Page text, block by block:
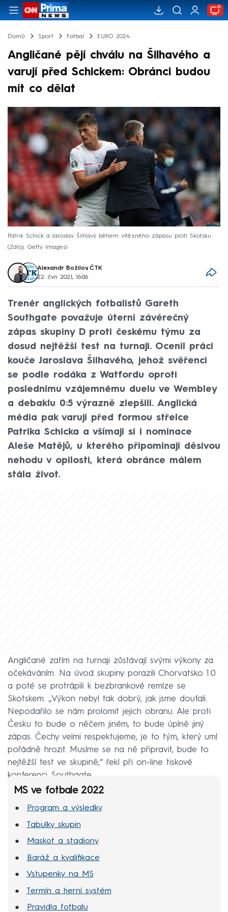
Domů Sport Fotbal EURO 2024
Angličané pějí chválu na Šilhavého a
varují před Schickem: Obránci budou
mít co dělat
Patrik Schick a Jaroslav Šilhavý během vítězného zápasu proti Skotsku
Zdroj: Getty Images
Alexandr Božilov, ČTK
22. čvn 2021, 16:06
Trenér anglických fotbalistů Gareth
Southgate považuje úterní závěrečný
zápas skupiny D proti českému týmu za
dosud nejtěžší test na turnaji. Ocenil práci
kouče Jaroslava Šilhavého, jehož svěřenci
se podle rodáka z Watfordu oproti
poslednímu vzájemnému duelu ve Wembley
a debaklu 0:5 výrazně zlepšili. Anglická
média pak varují před formou střelce
Patrika Schicka a všímají si i nominace
Aleše Matějů, u kterého připomínají děsivou
nehodu v opilosti, která obránce málem
stála život.
Angličané zatím na turnaji zůstávají svými výkony za
očekáváním. Na úvod skupiny porazili Chorvatsko 1:0
a poté se protrápili k bezbrankové remíze se
Skotskem. „Výkon nebyl tak dobrý, jak jsme doufali.
Nepodařilo se nám prolomit jejich obranu. Ale proti
Česku to bude o něčem jiném, to bude úplně jiný
zápas. Čechy velmi respektujeme, je to tým, který umí
pořádně hrozit. Musíme se na ně připravit, bude to
nejtěžší test ve skupině,“ řekl při on-line tiskové
konferenci Southgate.
MS ve fotbale 2022
Program a výsledky
Tabulky skupin
Maskot a stadiony
Baráž a kvalifikace
Vstupenky na MS
Termín a herní systém
Pravidla fotbalu